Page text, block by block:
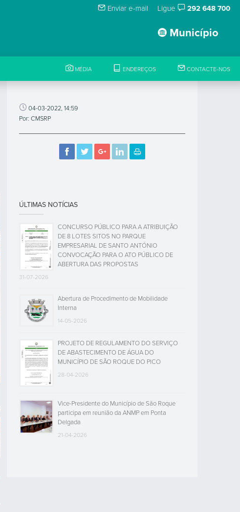
Enviar e-mail Ligue 292 648 700
Município
MÉDIA ENDEREÇOS CONTACTE-NOS
04-03-2022, 14:59
Por: CMSRP
ÚLTIMAS NOTÍCIAS
CONCURSO PÚBLICO PARA A ATRIBUIÇÃO
DE 8 LOTES SITOS NO PARQUE
EMPRESARIAL DE SANTO ANTÓNIO
CONVOCAÇÃO PARA O ATO PÚBLICO DE
ABERTURA DAS PROPOSTAS
31-07-2026
Abertura de Procedimento de Mobilidade
Interna
14-05-2026
PROJETO DE REGULAMENTO DO SERVIÇO
DE ABASTECIMENTO DE ÁGUA DO
MUNICÍPIO DE SÃO ROQUE DO PICO
28-04-2026
Vice-Presidente do Município de São Roque
participa em reunião da ANMP em Ponta
Delgada
21-04-2026